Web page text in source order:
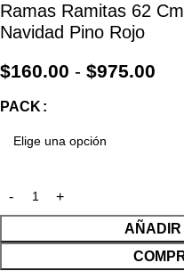
Ramas Ramitas 62
Navidad Pino Rojo
$160.00 - $975.00
PACK